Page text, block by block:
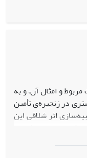
و امثال آن، و به
در زنجیره­‌ی تأمین
اثر شلاقی این
در طول کل زنجیره